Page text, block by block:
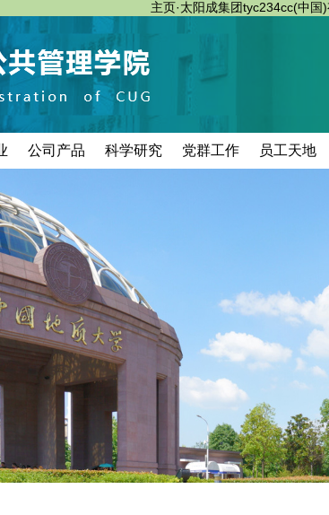
主页·太阳成集团tyc234cc(中国)
公司产品 科学研究 党群工作 员工天地